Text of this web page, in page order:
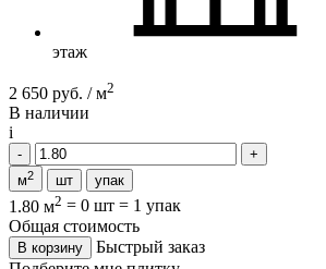
этаж
2 650 руб. / м2
В наличии
i
м2 шт упак
1.80 м2 = 0 шт = 1 упак
Общая стоимость
В корзину
Быстрый заказ